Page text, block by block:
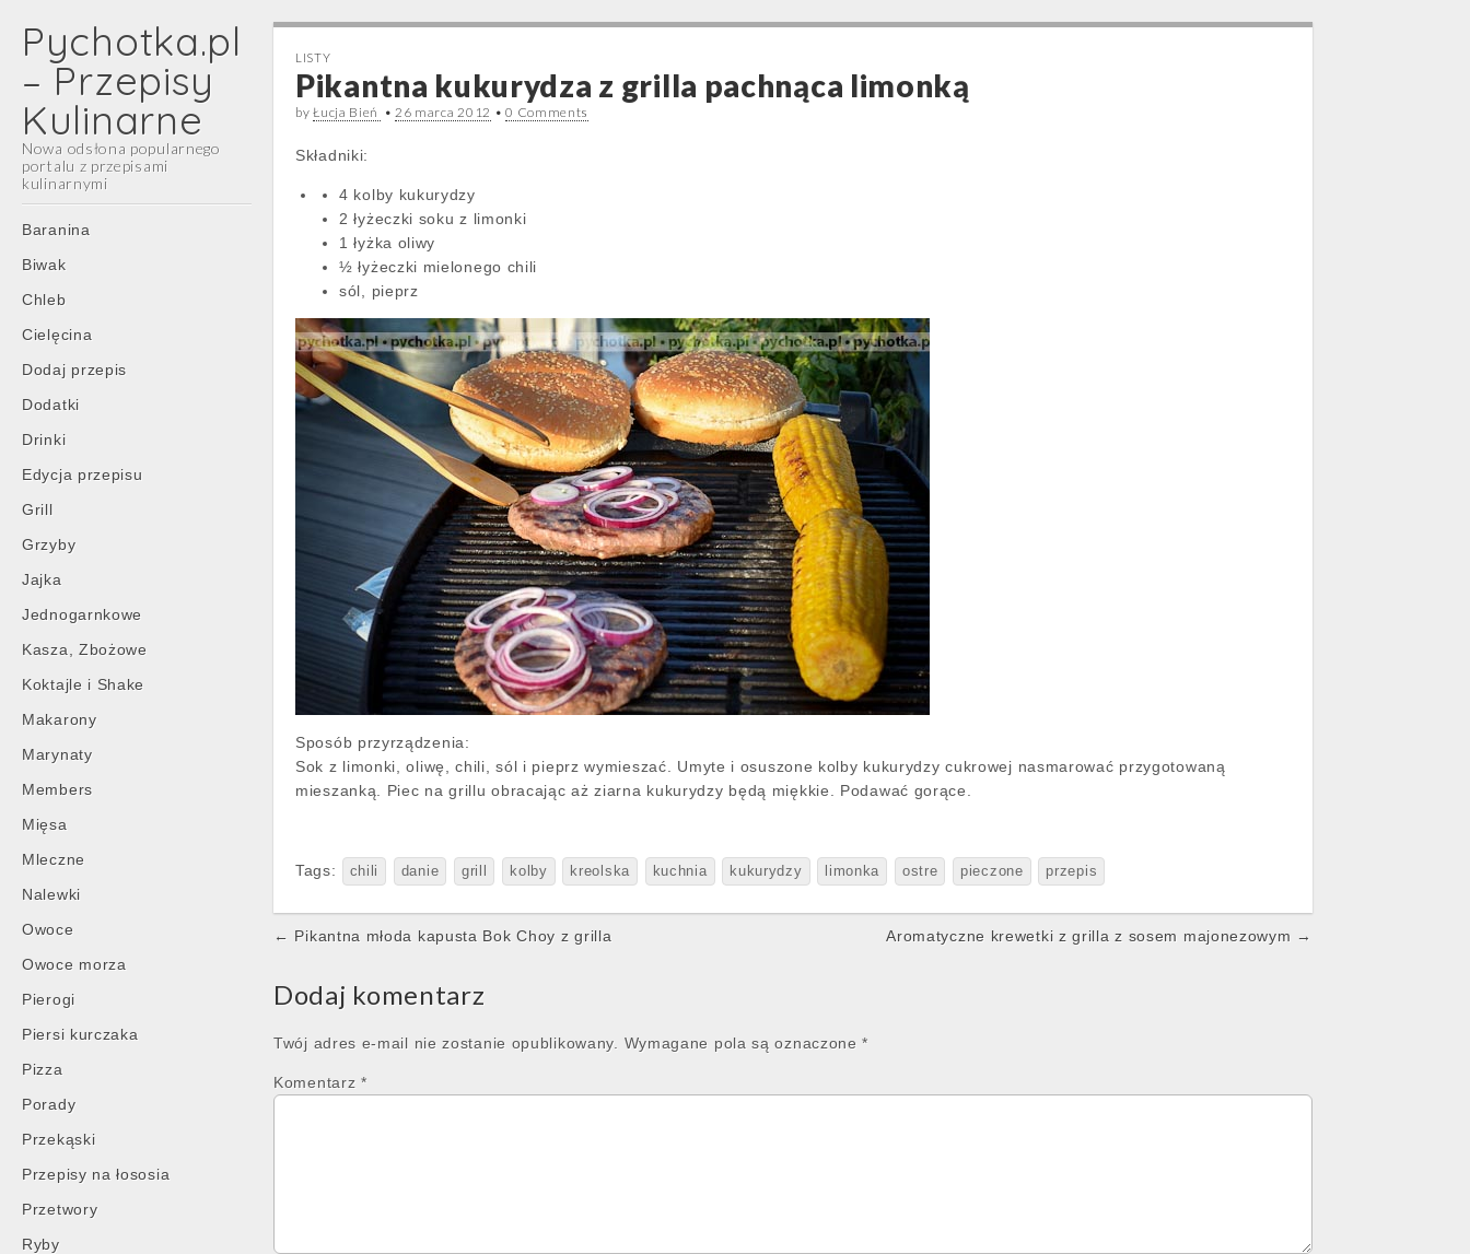
Pychotka.pl
– Przepisy
Kulinarne
Nowa odsłona popularnego
portalu z przepisami
kulinarnymi
Main
menu
Skip
content
Baranina
Biwak
Chleb
Cielęcina
Dodaj przepis
Dodatki
Drinki
Edycja przepisu
Grill
Grzyby
Jajka
Jednogarnkowe
Kasza, Zbożowe
Koktajle i Shake
Makarony
Marynaty
Members
Mięsa
Mleczne
Nalewki
Owoce
Owoce morza
Pierogi
Piersi kurczaka
Pizza
Porady
Przekąski
Przepisy na łososia
Przetwory
Ryby
LISTY
Pikantna kukurydza z grilla pachnąca limonką
byŁucja Bień • 26 marca 2012 •0 Comments
Składniki:
4 kolby kukurydzy
2 łyżeczki soku z limonki
1 łyżka oliwy
½ łyżeczki mielonego chili
sól, pieprz
Sposób przyrządzenia:
Sok z limonki, oliwę, chili, sól i pieprz wymieszać. Umyte i osuszone kolby kukurydzy cukrowej nasmarować przygotowaną
mieszanką. Piec na grillu obracając aż ziarna kukurydzy będą miękkie. Podawać gorące.
Tags: chili danie grill kolby kreolska kuchnia kukurydzy limonka ostre pieczone przepis
Post
← Pikantna młoda kapusta Bok Choy z grilla Aromatyczne krewetki z grilla z sosem majonezowym →
Dodaj komentarz
Twój adres e-mail nie zostanie opublikowany. Wymagane pola są oznaczone*
Komentarz *